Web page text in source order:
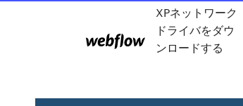
XPネットワーク
ドライバをダウ
ンロードする